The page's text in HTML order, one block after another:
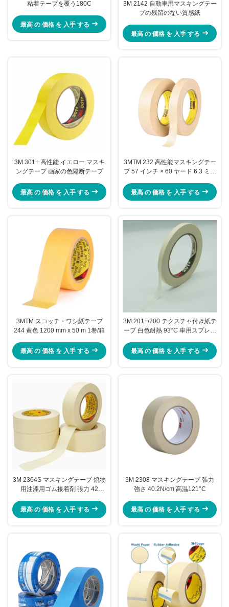
粘着テープを覆う180C
最高 の 価格 を 入手 する
3M 2142 自動車用マスキングテー
プの残留のない質感紙
最高 の 価格 を 入手 する
3M 301+ 高性能 イエロー マスキ
ングテープ 画家の色隔断テープ
最高 の 価格 を 入手 する
3MTM 232 高性能マスキングテー
プ 57 インチ × 60 ヤード 6.3 ミル
最高 の 価格 を 入手 する
3MTM スコッチ・ワシ紙テープ
244 黄色 1200 mm x 50 m 1巻/箱
最高 の 価格 を 入手 する
3M 201+/200 テクスチャ付き紙テ
ープ 白色耐熱 93°C 車用スプレー
最高 の 価格 を 入手 する
3M 2364S マスキングテープ 焼物
用油漆用ゴム接着剤 張力 42
最高 の 価格 を 入手 する
3M 2308 マスキングテープ 張力
強さ 40.2N/cm 高温121°C
最高 の 価格 を 入手 する